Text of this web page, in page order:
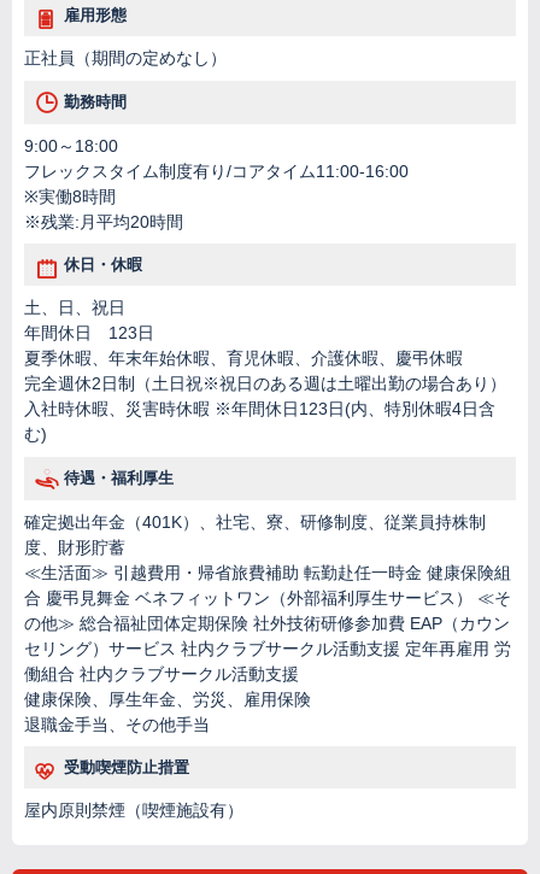
雇用形態
正社員（期間の定めなし）
勤務時間
9:00～18:00
フレックスタイム制度有り/コアタイム11:00-16:00
※実働8時間
※残業:月平均20時間
休日・休暇
土、日、祝日
年間休日 123日
夏季休暇、年末年始休暇、育児休暇、介護休暇、慶弔休暇
完全週休2日制（土日祝※祝日のある週は土曜出勤の場合あり）
入社時休暇、災害時休暇 ※年間休日123日(内、特別休暇4日含
む)
待遇・福利厚生
確定拠出年金（401K）、社宅、寮、研修制度、従業員持株制
度、財形貯蓄
≪生活面≫ 引越費用・帰省旅費補助 転勤赴任一時金 健康保険組
合 慶弔見舞金 ベネフィットワン（外部福利厚生サービス） ≪そ
の他≫ 総合福祉団体定期保険 社外技術研修参加費 EAP（カウン
セリング）サービス 社内クラブサークル活動支援 定年再雇用 労
働組合 社内クラブサークル活動支援
健康保険、厚生年金、労災、雇用保険
退職金手当、その他手当
受動喫煙防止措置
屋内原則禁煙（喫煙施設有）